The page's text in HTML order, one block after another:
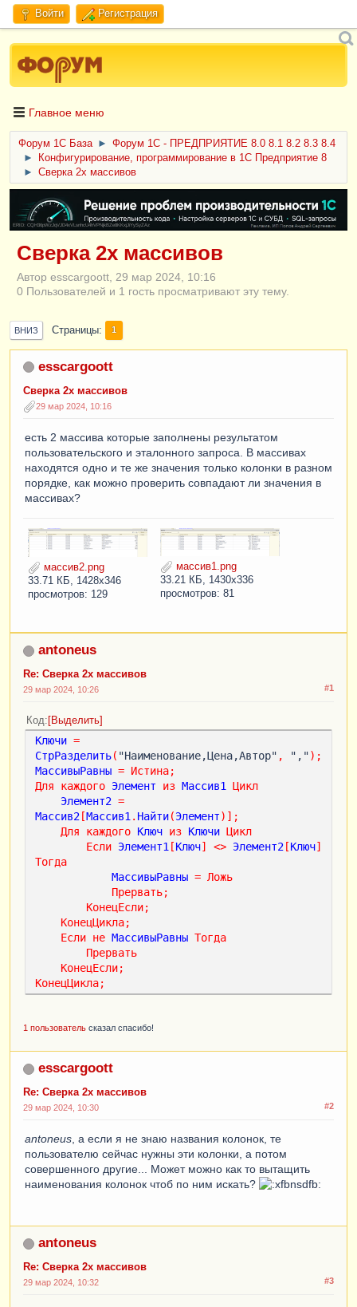
Войти Регистрация
Главное меню
Форум 1C База ►
Форум 1С - ПРЕДПРИЯТИЕ 8.0 8.1 8.2 8.3 8.4
►
Конфигурирование, программирование в 1С Предприятие 8
►
Сверка 2х массивов
ERID: CQH36pWzJqVJD4xVLsnhcU4hVPNjkBZe8KKxjJiYySyZAz
Сверка 2х массивов
Автор esscargoott, 29 мар 2024, 10:16
0 Пользователей и 1 гость просматривают эту тему.
ВНИЗ Страницы 1
esscargoott
Сверка 2х массивов
29 мар 2024, 10:16
есть 2 массива которые заполнены результатом
пользовательского и эталонного запроса. В массивах
находятся одно и те же значения только колонки в разном
порядке, как можно проверить совпадают ли значения в
массивах?
массив2.png
33.71 КБ, 1428x346
просмотров: 129
массив1.png
33.21 КБ, 1430x336
просмотров: 81
antoneus
Re: Сверка 2х массивов
#1
29 мар 2024, 10:26
Код Выделить
Ключи =
СтрРазделить( "Наименование,Цена,Автор" , ",");
МассивыРавны = Истина;
Для
каждого Элемент из Массив1
Цикл
Элемент2 =
Массив2 [Массив1 . Найти(Элемент)];
Для
каждого Ключ из Ключи Цикл
Если Элемент1 [Ключ] <> Элемент2 [Ключ]
Тогда
МассивыРавны = Ложь
Прервать;
КонецЕсли;
КонецЦикла;
Если не МассивыРавны Тогда
Прервать
КонецЕсли;
КонецЦикла;
1 пользователь сказал спасибо!
esscargoott
Re: Сверка 2х массивов
#2
29 мар 2024, 10:30
antoneus , а если я не знаю названия колонок, те
пользователю сейчас нужны эти колонки, а потом
совершенного другие... Может можно как то вытащить
наименования колонок чтоб по ним искать?
antoneus
Re: Сверка 2х массивов
#3
29 мар 2024, 10:32